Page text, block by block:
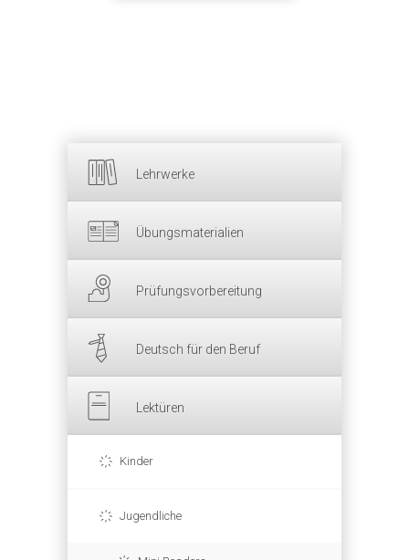
Lehrwerke
Übungsmaterialien
Prüfungsvorbereitung
Deutsch für den Beruf
Lektüren
Kinder
Jugendliche